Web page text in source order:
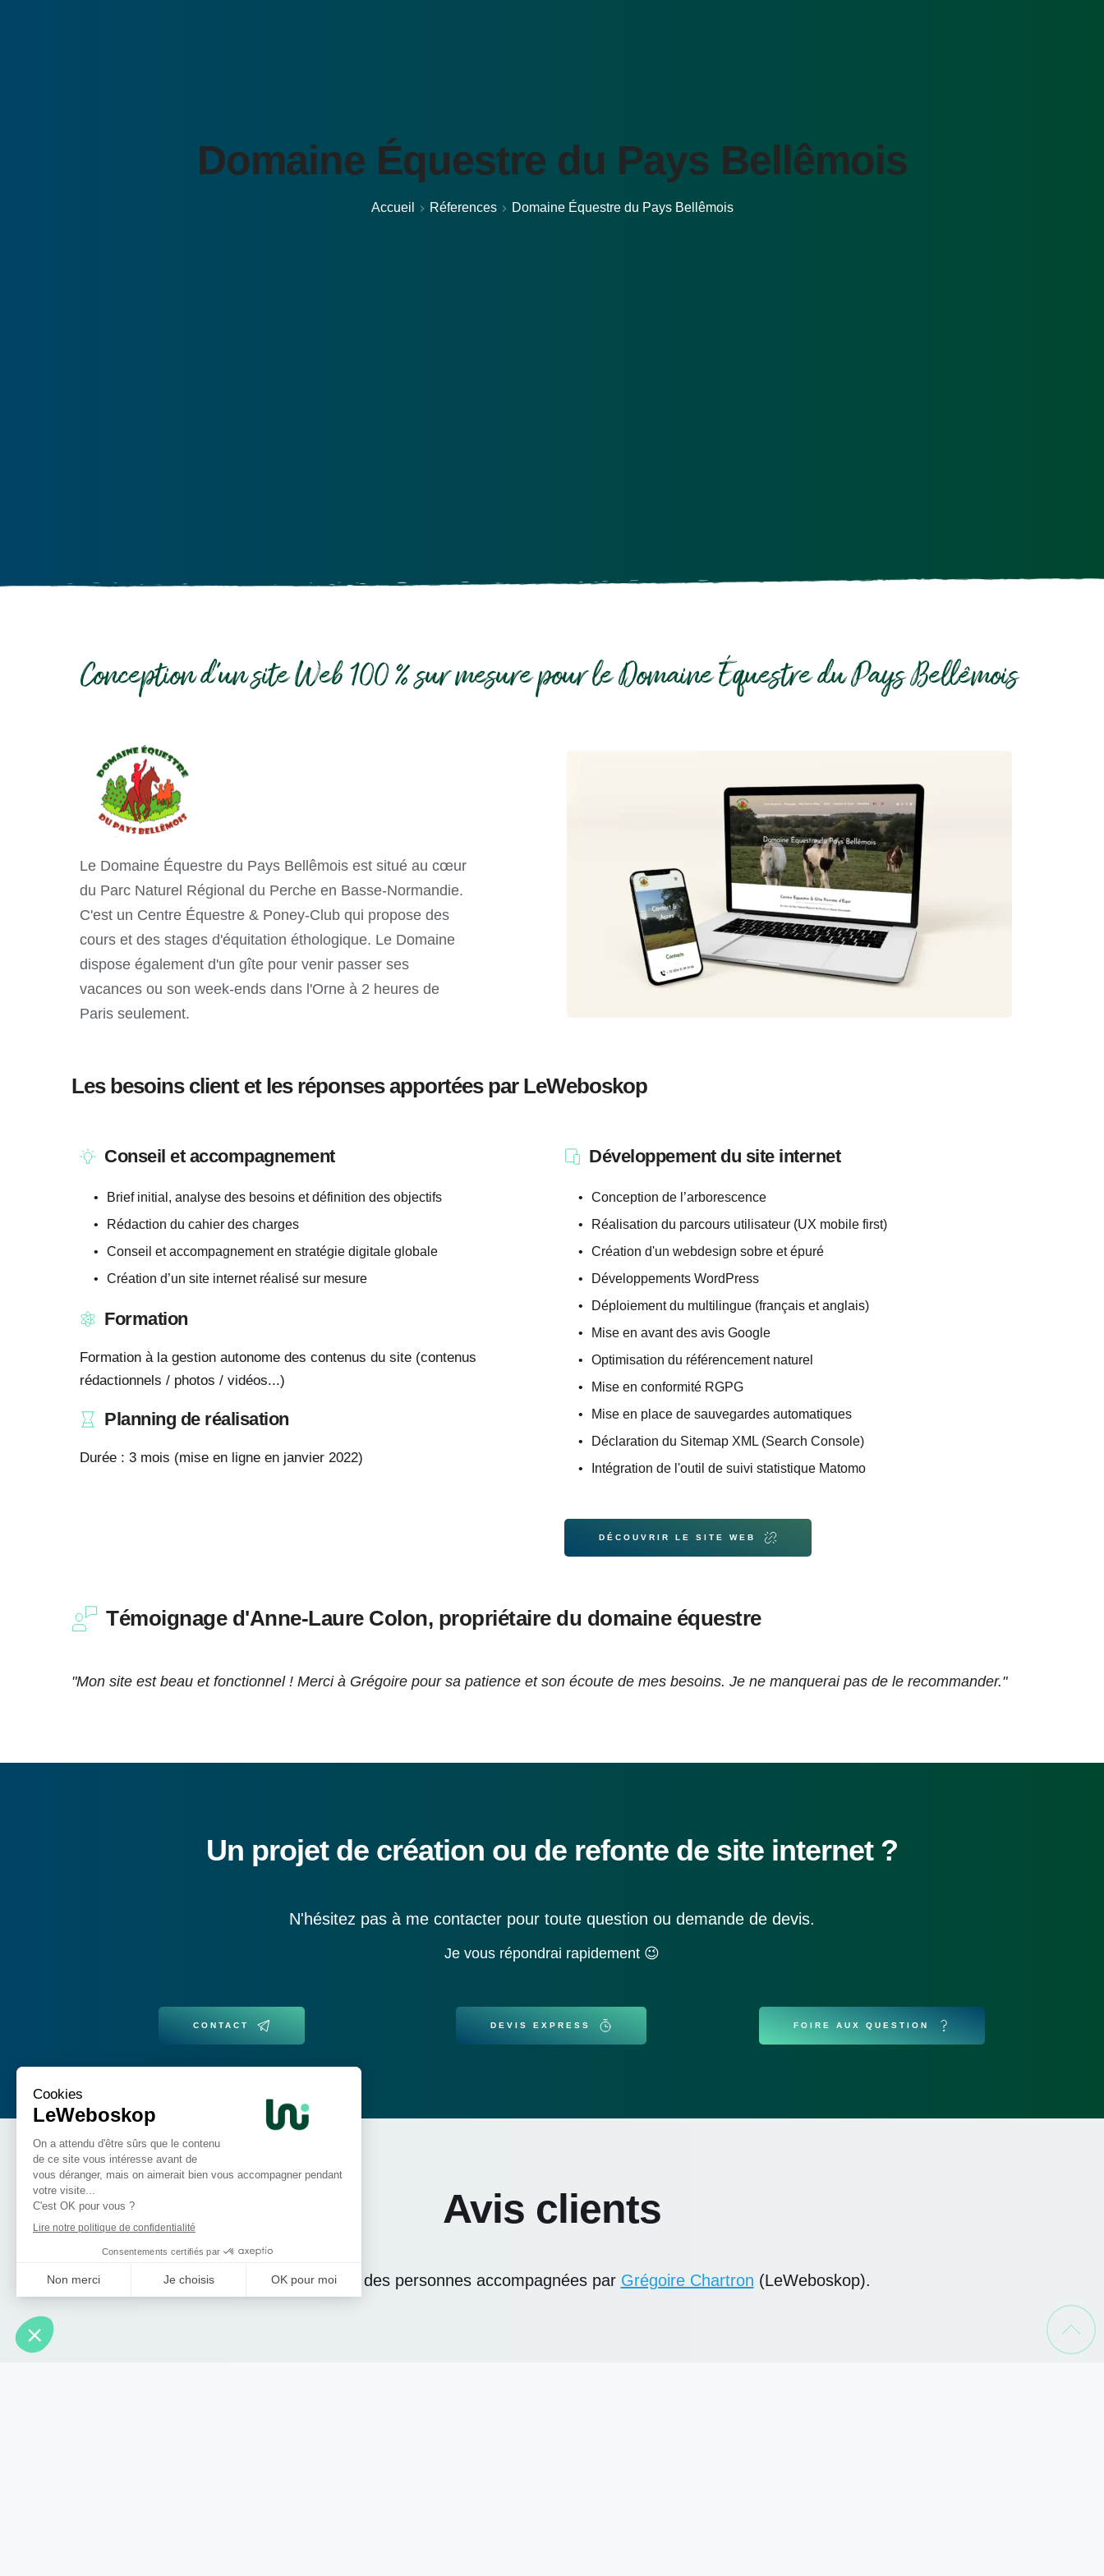
Domaine Équestre du Pays Bellêmois
Accueil Réferences Domaine Équestre du Pays Bellêmois
Conception d'un site Web 100 % sur mesure pour le Domaine Équestre du Pays Bellêmois
Le Domaine Équestre du Pays Bellêmois est situé au cœur
du Parc Naturel Régional du Perche en Basse-Normandie.
C'est un Centre Équestre & Poney-Club qui propose des
cours et des stages d'équitation éthologique. Le Domaine
dispose également d'un gîte pour venir passer ses
vacances ou son week-ends dans l'Orne à 2 heures de
Paris seulement.
Les besoins client et les réponses apportées par LeWeboskop
Conseil et accompagnement
Brief initial, analyse des besoins et définition des objectifs
Rédaction du cahier des charges
Conseil et accompagnement en stratégie digitale globale
Création d’un site internet réalisé sur mesure
Formation
Formation à la gestion autonome des contenus du site (contenus
rédactionnels / photos / vidéos...)
Planning de réalisation
Durée : 3 mois (mise en ligne en janvier 2022)
Développement du site internet
Conception de l’arborescence
Réalisation du parcours utilisateur (UX mobile first)
Création d'un webdesign sobre et épuré
Développements WordPress
Déploiement du multilingue (français et anglais)
Mise en avant des avis Google
Optimisation du référencement naturel
Mise en conformité RGPG
Mise en place de sauvegardes automatiques
Déclaration du Sitemap XML (Search Console)
Intégration de l'outil de suivi statistique Matomo
DÉCOUVRIR LE SITE WEB
Témoignage d'Anne-Laure Colon, propriétaire du domaine équestre
"Mon site est beau et fonctionnel ! Merci à Grégoire pour sa patience et son écoute de mes besoins. Je ne manquerai pas de le recommander."
Un projet de création ou de refonte de site internet ?
N'hésitez pas à me contacter pour toute question ou demande de devis.
Je vous répondrai rapidement 😉
CONTACT DEVIS EXPRESS FOIRE AUX QUESTION
Avis clients
Les témoignages des personnes accompagnées par Grégoire Chartron (LeWeboskop).